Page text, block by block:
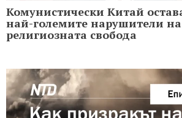
Комунистически Китай
най-големите нарушители на
религиозната свобода